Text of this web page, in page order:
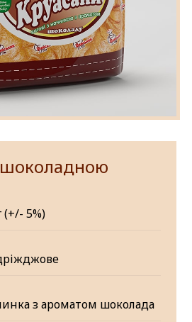
шоколадною
(+/- 5%)
з ароматом шоколада